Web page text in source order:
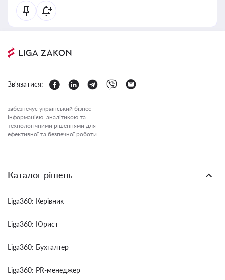
Зв'язатися:
забезпечує український бізнес
інформацією, аналітикою та
технологічними рішеннями для
ефективної та безпечної роботи.
Каталог рішень
Liga360: Керівник
Liga360: Юрист
Liga360: Бухгалтер
Liga360: PR-менеджер